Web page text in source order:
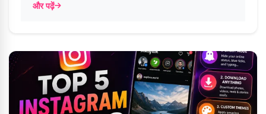
और पढ़ें